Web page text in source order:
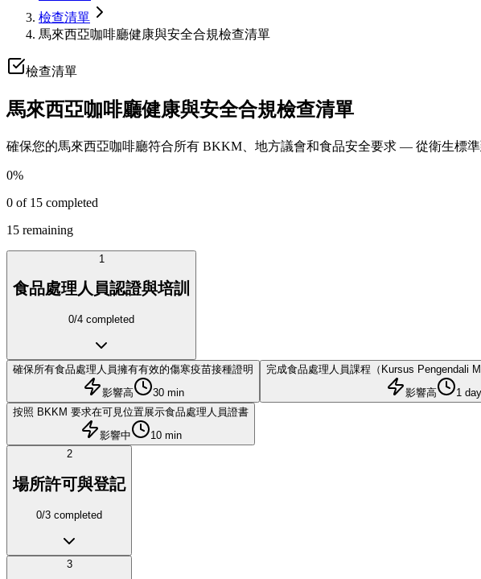
檢查清單
馬來西亞咖啡廳健康與安全合規檢查清單
檢查清單
馬來西亞咖啡廳健康與安全合規檢查清單
確保您的馬來西亞咖啡廳符合所有 BKKM、地方議會和食品安全要求 — 從衛生標
0%
0 of 15 completed
15 remaining
1
食品處理人員認證與培訓
0/4 completed
確保所有食品處理人員擁有有效的傷寒疫苗接種證明
影響高
30 min
完成食品處理人員課程（Kursus Pengendali
影響高
1 day
按照 BKKM 要求在可見位置展示食品處理人員證書
影響中
10 min
2
場所許可與登記
0/3 completed
3